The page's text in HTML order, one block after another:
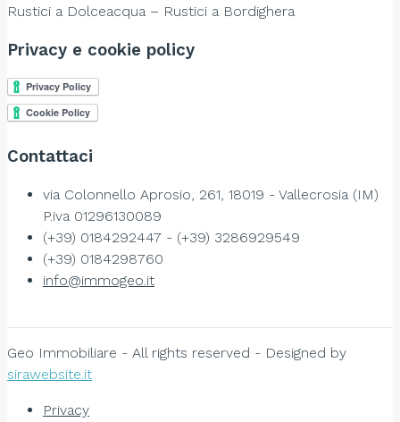
Rustici a Dolceacqua – Rustici a Bordighera
Privacy e cookie policy
Contattaci
via Colonnello Aprosio, 261, 18019 - Vallecrosia (IM)
P.iva 01296130089
(+39) 0184292447 - (+39) 3286929549
(+39) 0184298760
info@immogeo.it
Geo Immobiliare - All rights reserved - Designed by
sirawebsite.it
Privacy